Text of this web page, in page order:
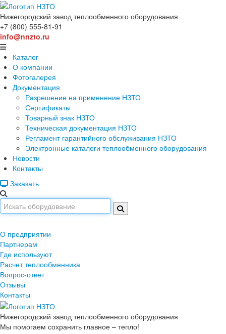
Нижегородский завод теплообменного оборудования
+7 (800) 555-81-91
info@nnzto.ru
Каталог
О компании
Фотогалерея
Документация
Разрешение на применение НЗТО
Сертификаты
Товарный знак НЗТО
Техническая документация НЗТО
Регламент гарантийного обслуживания НЗТО
Электронные каталоги теплообменного оборудования
Новости
Контакты
Заказать
О предприятии
Партнерам
Где используют
Расчет теплообменника
Вопрос-ответ
Отзывы
Контакты
Нижегородский завод теплообменного оборудования
Мы помогаем сохранить главное – тепло!